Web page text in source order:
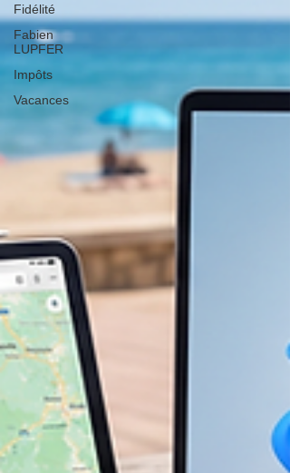
Fidélité
Fabien
LUPFER
Impôts
Vacances